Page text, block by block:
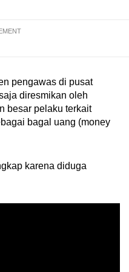
pengawas di pusat
diresmikan oleh
besar pelaku terkait
bagal uang (money
karena diduga